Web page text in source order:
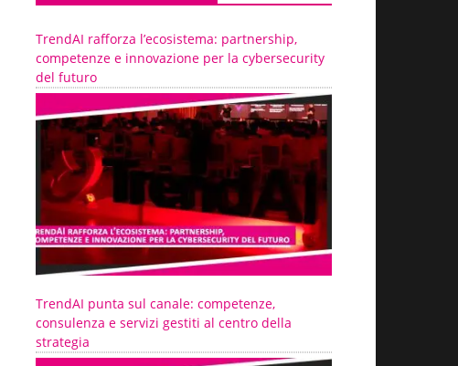
TrendAI rafforza l’ecosistema: partnership,
competenze e innovazione per la cybersecurity
del futuro
TrendAI punta sul canale: competenze,
consulenza e servizi gestiti al centro della
strategia